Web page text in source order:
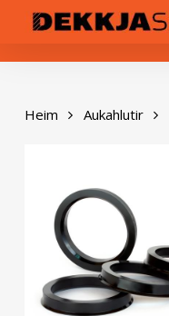
content
Heim Aukahlutir